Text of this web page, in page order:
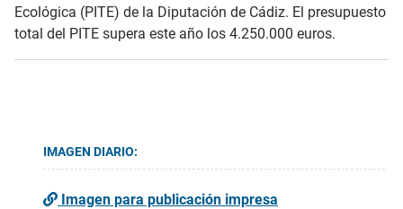
Ecológica (PITE) de la Diputación de Cádiz. El presupuesto
total del PITE supera este año los 4.250.000 euros.
IMAGEN DIARIO:
Imagen para publicación impresa